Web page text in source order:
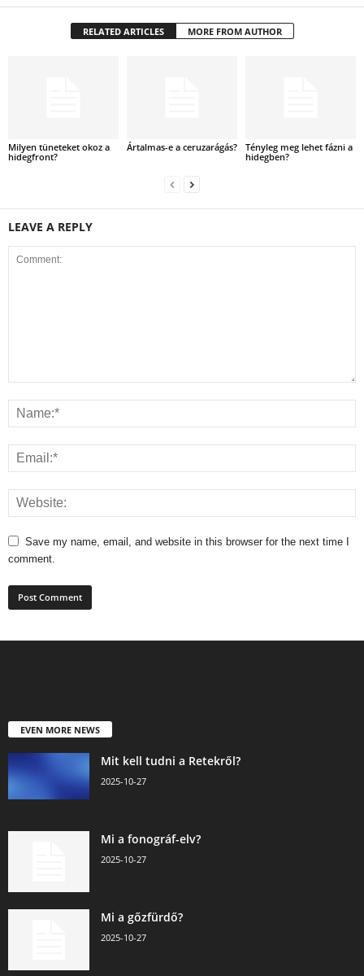
RELATED ARTICLES MORE FROM AUTHOR
Milyen tüneteket okoz a
hidegfront?
Ártalmas-e a ceruzarágás?
Tényleg meg lehet fázni a
hidegben?
LEAVE A REPLY
Save my name, email, and website in this browser for the next time I
comment.
EVEN MORE NEWS
Mit kell tudni a Retekről?
2025-10-27
Mi a fonográf-elv?
2025-10-27
Mi a gőzfürdő?
2025-10-27